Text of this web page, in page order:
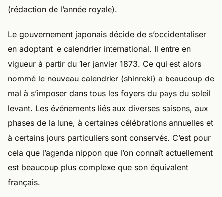
(rédaction de l’année royale).
Le gouvernement japonais décide de s’occidentaliser
en adoptant le calendrier international. Il entre en
vigueur à partir du 1er janvier 1873. Ce qui est alors
nommé le nouveau calendrier (shinreki) a beaucoup de
mal à s’imposer dans tous les foyers du pays du soleil
levant. Les événements liés aux diverses saisons, aux
phases de la lune, à certaines célébrations annuelles et
à certains jours particuliers sont conservés. C’est pour
cela que l’agenda nippon que l’on connaît actuellement
est beaucoup plus complexe que son équivalent
français.